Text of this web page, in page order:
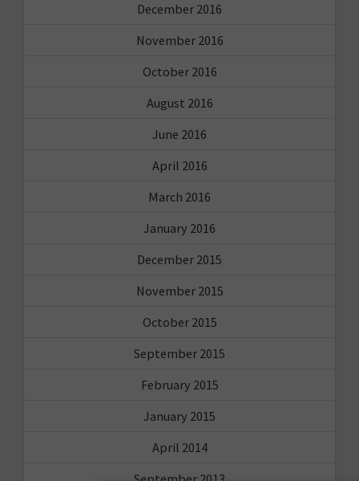
December 2016
November 2016
October 2016
August 2016
June 2016
April 2016
March 2016
January 2016
December 2015
November 2015
October 2015
September 2015
February 2015
January 2015
April 2014